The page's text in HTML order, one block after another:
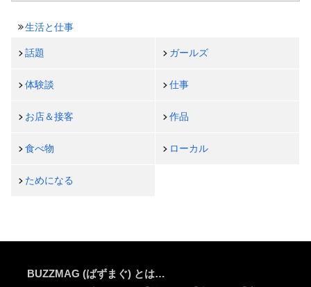
生活と仕事
話題 ガールズ
体験談 仕事
お店＆接客 作品
食べ物 ローカル
ためになる
BUZZMAG (ばずまぐ) とは…